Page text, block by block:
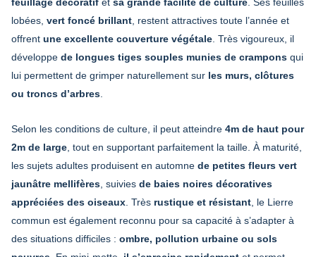
lobées, vert foncé brillant , restent attractives toute l’année et
offrent une excellente couverture végétale . Très vigoureux, il
développe de longues tiges souples munies de crampons qui
lui permettent de grimper naturellement sur les murs, clôtures
ou troncs d’arbres
Selon les conditions de culture, il peut atteindre 4m de haut pour
2m de large , tout en supportant parfaitement la taille. À maturité,
les sujets adultes produisent en automne de petites fleurs vert
jaunâtre mellifères , suivies de baies noires décoratives
appréciées des oiseaux . Très rustique et résistant , le Lierre
commun est également reconnu pour sa capacité à s’adapter à
des situations difficiles : ombre, pollution urbaine ou sols